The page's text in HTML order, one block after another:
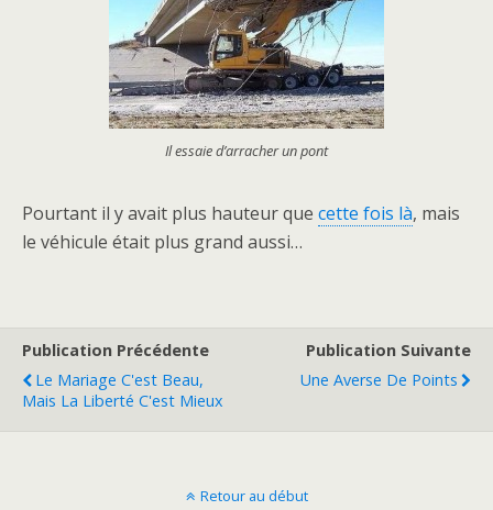
Il essaie d’arracher un pont
Pourtant il y avait plus hauteur que cette fois là, mais
le véhicule était plus grand aussi…
Publication Précédente
Le Mariage C'est Beau,
Mais La Liberté C'est Mieux
Publication Suivante
Une Averse De Points
Retour au début